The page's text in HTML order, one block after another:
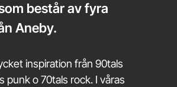
består av fyra
Aneby.
inspiration från 90tals
punk o 70tals rock. I våras